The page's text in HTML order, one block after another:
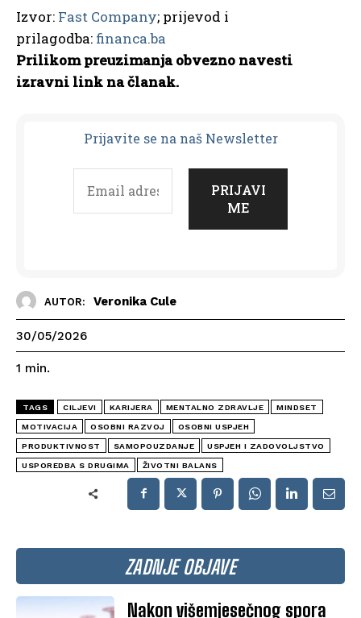
ZADNJE OBJAVE
Nakon višemjesečnog spora
Izvor: Fast Company; prijevod i
prilagodba: financa.ba
Prilikom preuzimanja obvezno navesti
izravni link na članak.
Prijavite se na naš Newsletter
AUTOR: Veronika Cule
30/05/2026
1 min.
TAGS CILJEVI KARIJERA MENTALNO ZDRAVLJE MINDSET
MOTIVACIJA OSOBNI RAZVOJ OSOBNI USPJEH
PRODUKTIVNOST SAMOPOUZDANJE USPJEH I ZADOVOLJSTVO
USPOREDBA S DRUGIMA ŽIVOTNI BALANS